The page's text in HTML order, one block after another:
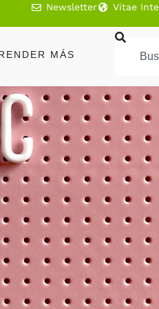
Newsletter Vitae
MÁS